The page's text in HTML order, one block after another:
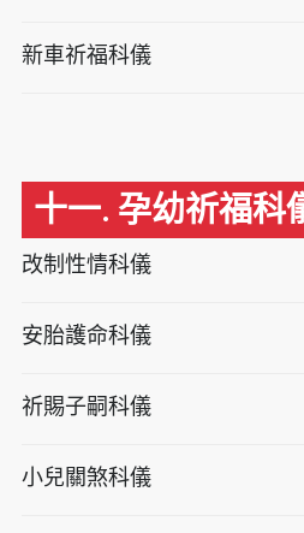
新車祈福科儀
十一. 孕幼祈福科
改制性情科儀
安胎護命科儀
祈賜子嗣科儀
小兒關煞科儀